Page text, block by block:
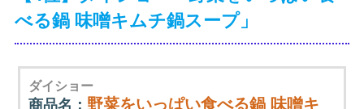
べる鍋 味噌キムチ鍋スープ」
ダイショー
商品名：野菜をいっぱい食べる鍋 味噌キ